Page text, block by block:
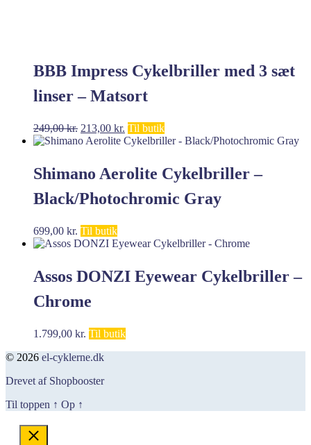
BBB Impress Cykelbriller med 3 sæt
linser – Matsort
249,00kr. Den
oprindelige
249,00 kr..
213,00 kr. Den
aktuelle
er:
213,00 kr..
Til butik
Shimano Aerolite Cykelbriller –
Black/Photochromic Gray
699,00 kr. Til butik
Assos DONZI Eyewear Cykelbriller –
Chrome
1.799,00 kr. Til butik
© 2026 el-cyklerne.dk
Drevet af Shopbooster
Til toppen ↑ Op ↑